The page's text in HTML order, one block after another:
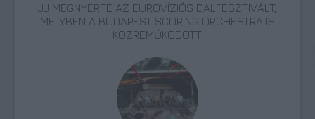
JJ MEGNYERTE AZ EUROVÍZIÓS DALFESZTIVÁLT,
MELYBEN A BUDAPEST SCORING ORCHESTRA IS
KÖZREMŰKÖDÖTT